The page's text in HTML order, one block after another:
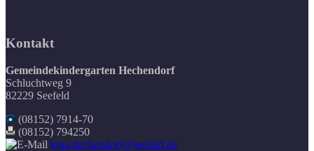
Kontakt
Gemeindekindergarten Hechendorf
Schluchtweg 9
82229 Seefeld
(08152) 7914-70
(08152) 794250
kiga-hechendorf@seefeld.de